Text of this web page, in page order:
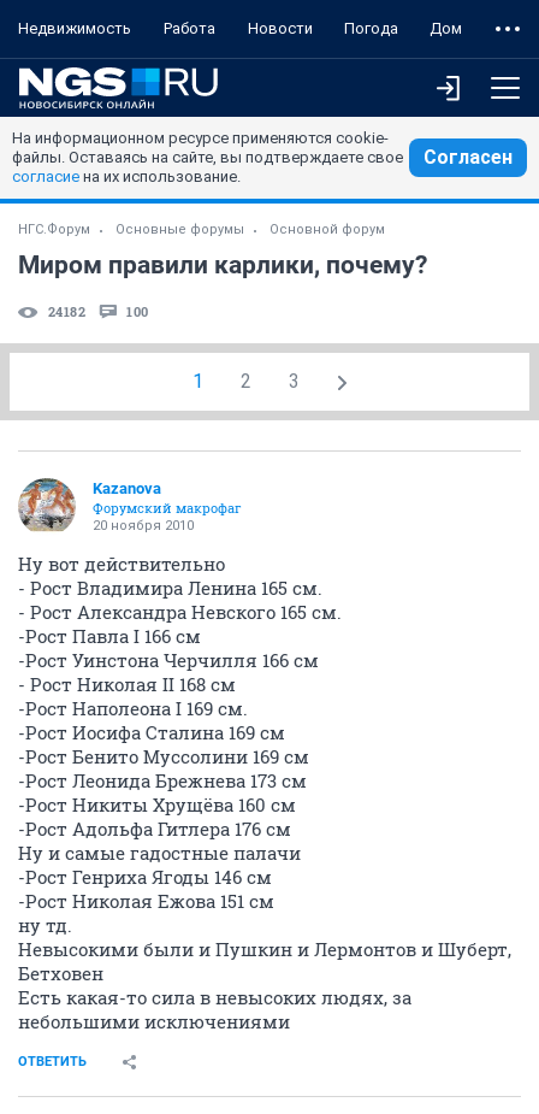
Недвижимость Работа Новости Погода Дом
На информационном ресурсе применяются cookie-
файлы. Оставаясь на сайте, вы подтверждаете свое
согласие на их использование.
Согласен
НГС.Форум Основные форумы Основной форум
Миром правили карлики, почему?
24182 100
1 2 3
Kazanova
Форумский макрофаг
20 ноября 2010
Ну вот действительно
- Рост Владимира Ленина 165 см.
- Рост Александра Невского 165 см.
-Рост Павла I 166 см
-Рост Уинстона Черчилля 166 см
- Рост Николая II 168 см
-Рост Наполеона I 169 см.
-Рост Иосифа Сталина 169 см
-Рост Бенито Муссолини 169 см
-Рост Леонида Брежнева 173 см
-Рост Никиты Хрущёва 160 см
-Рост Адольфа Гитлера 176 см
Ну и самые гадостные палачи
-Рост Генриха Ягоды 146 см
-Рост Николая Ежова 151 cм
ну тд.
Невысокими были и Пушкин и Лермонтов и Шуберт,
Бетховен
Есть какая-то сила в невысоких людях, за
небольшими исключениями
ОТВЕТИТЬ